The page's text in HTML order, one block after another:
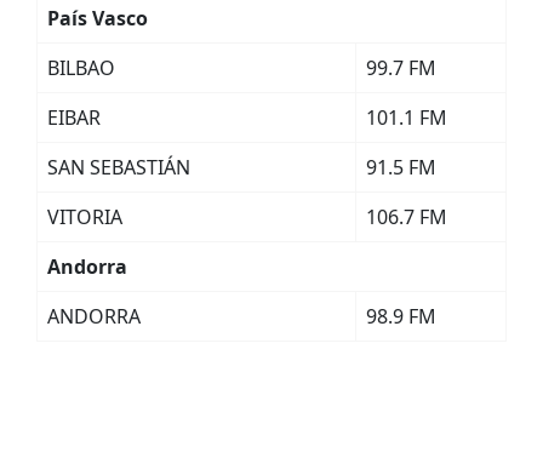
País Vasco
BILBAO
99.7 FM
EIBAR
101.1 FM
SAN SEBASTIÁN
91.5 FM
VITORIA
106.7 FM
Andorra
ANDORRA
98.9 FM